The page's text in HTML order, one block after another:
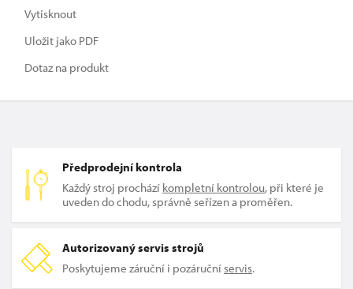
Vytisknout
Uložit jako PDF
Dotaz na produkt
Předprodejní kontrola
Každý stroj prochází kompletní kontrolou, při které je
uveden do chodu, správně seřízen a proměřen.
Autorizovaný servis strojů
Poskytujeme záruční i pozáručníservis.